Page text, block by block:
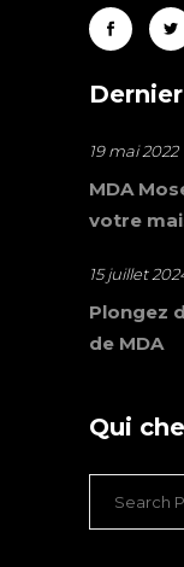
19 mai 2022
MDA
votre
15 juillet
Plongez
de MDA
Qui